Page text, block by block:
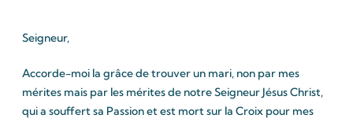
Seigneur,
Accorde-moi la grâce de trouver un mari, non par mes
mérites mais par les mérites de notre Seigneur Jésus Christ,
qui a souffert sa Passion et est mort sur la Croix pour mes